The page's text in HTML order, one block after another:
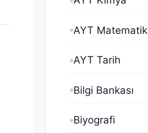
AYT Matematik
AYT Tarih
Bilgi Bankası
Biyografi